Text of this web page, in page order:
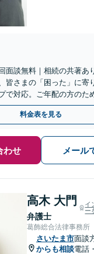
面談無料｜相続の共著あ
皆さまの「困った」に寄
で対応。ご年配の方のた
秘密厳守｜休日・夜間相
料金表を見る
わせ メール
高木 大門
弁護士
イ
ー
葛飾総合法律事務所
さいたま市
からも相談
面談
電話